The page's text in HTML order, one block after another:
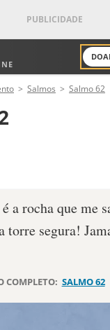
Salmos Salmo 62
a rocha que me
torre segura!
COMPLETO: SALMO 62